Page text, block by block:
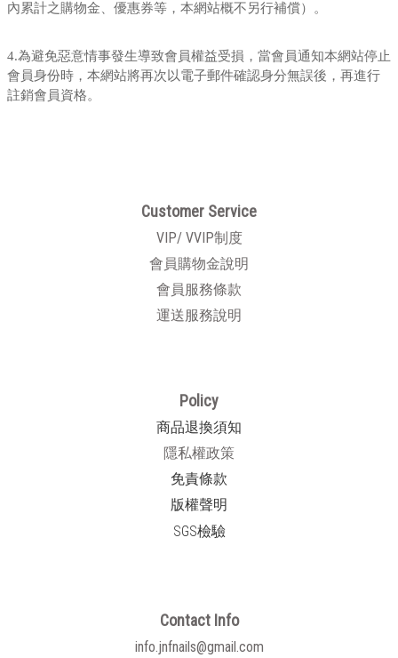
內累計之購物金、優惠券等，本網站概不另行補償）。
4.為避免惡意情事發生導致會員權益受損，當會員通知本網站停止
會員身份時，本網站將再次以電子郵件確認身分無誤後，再進行
註銷會員資格。
Customer Service
VIP/ VVIP制度
會員購物金說明
會員服務條款
運送服務說明
Policy
商品退換須知
隱私權政策
免責條款
版權聲明
SGS檢驗
Contact Info
info.jnfnails@gmail.com